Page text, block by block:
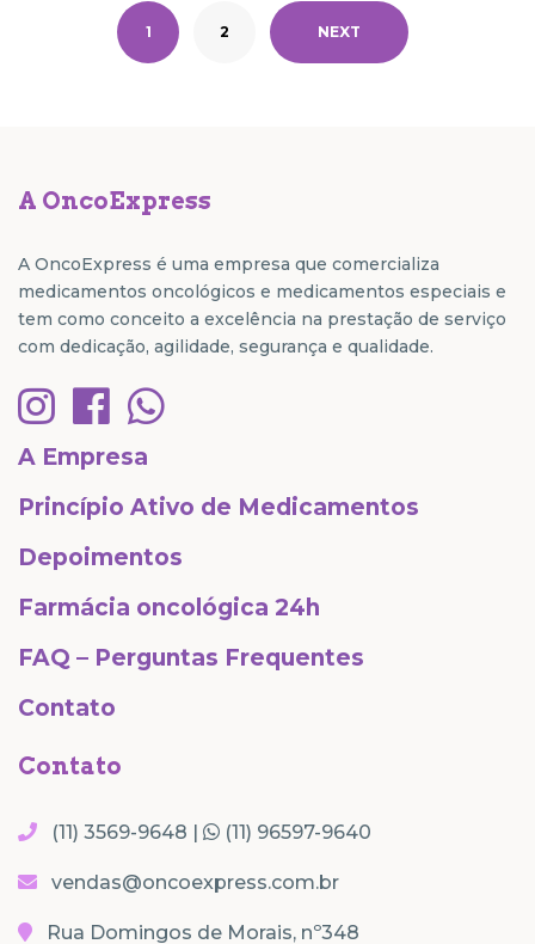
1 2 NEXT
A OncoExpress
A OncoExpress é uma empresa que comercializa
medicamentos oncológicos e medicamentos especiais e
tem como conceito a excelência na prestação de serviço
com dedicação, agilidade, segurança e qualidade.
A Empresa
Princípio Ativo de Medicamentos
Depoimentos
Farmácia oncológica 24h
FAQ – Perguntas Frequentes
Contato
Contato
(11) 3569-9648 | (11) 96597-9640
vendas@oncoexpress.com.br
Rua Domingos de Morais, nº348